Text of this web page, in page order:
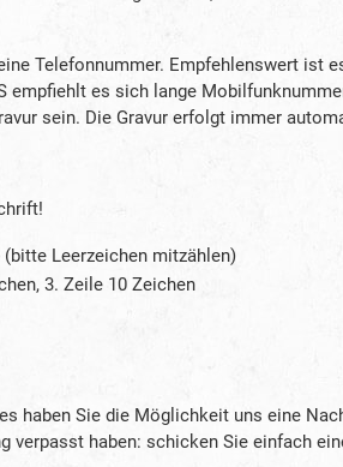
Telefonnummer. Empfehlenswert ist
es sich lange
sein. Die Gravur erfolgt immer
Leerzeichen mitzählen)
3. Zeile 10 Zeichen
haben Sie die Möglichkeit uns eine
verpasst haben: schicken Sie einfach